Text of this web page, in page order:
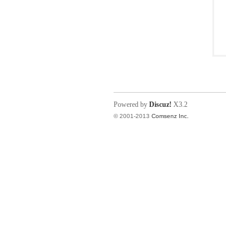
Powered by Discuz! X3.2
© 2001-2013 Comsenz Inc.